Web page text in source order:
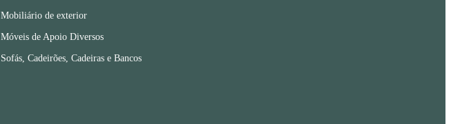
Mobiliário de exterior
Móveis de Apoio Diversos
Sofás, Cadeirões, Cadeiras e Bancos